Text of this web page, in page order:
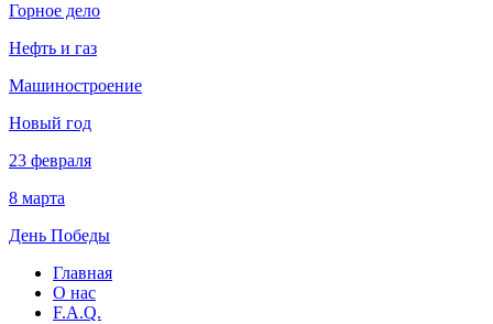
Горное дело
Нефть и газ
Машиностроение
Новый год
23 февраля
8 марта
День Победы
Главная
О нас
F.A.Q.